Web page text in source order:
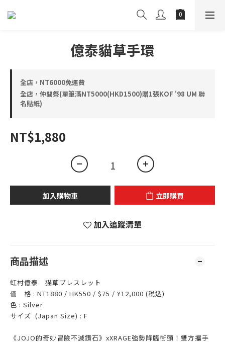
億泰貓草手環
全店，NT6000免運費
全店，仲間祭(單筆滿NT5000(HKD1500)贈1張KOF '98 UM 聯
名貼紙)
NT$1,880
加入購物車 立即購買
加入追蹤清單
商品描述
虹村億泰 猫草ブレスレット
価 格 : NT1880 / HK550 / $75 / ¥12,000 (税込)
色 : Silver
サイズ (Japan Size) : F
《JOJO的奇妙冒險不滅鑽石》xXRAGE強勢降臨街頭！雙方攜手